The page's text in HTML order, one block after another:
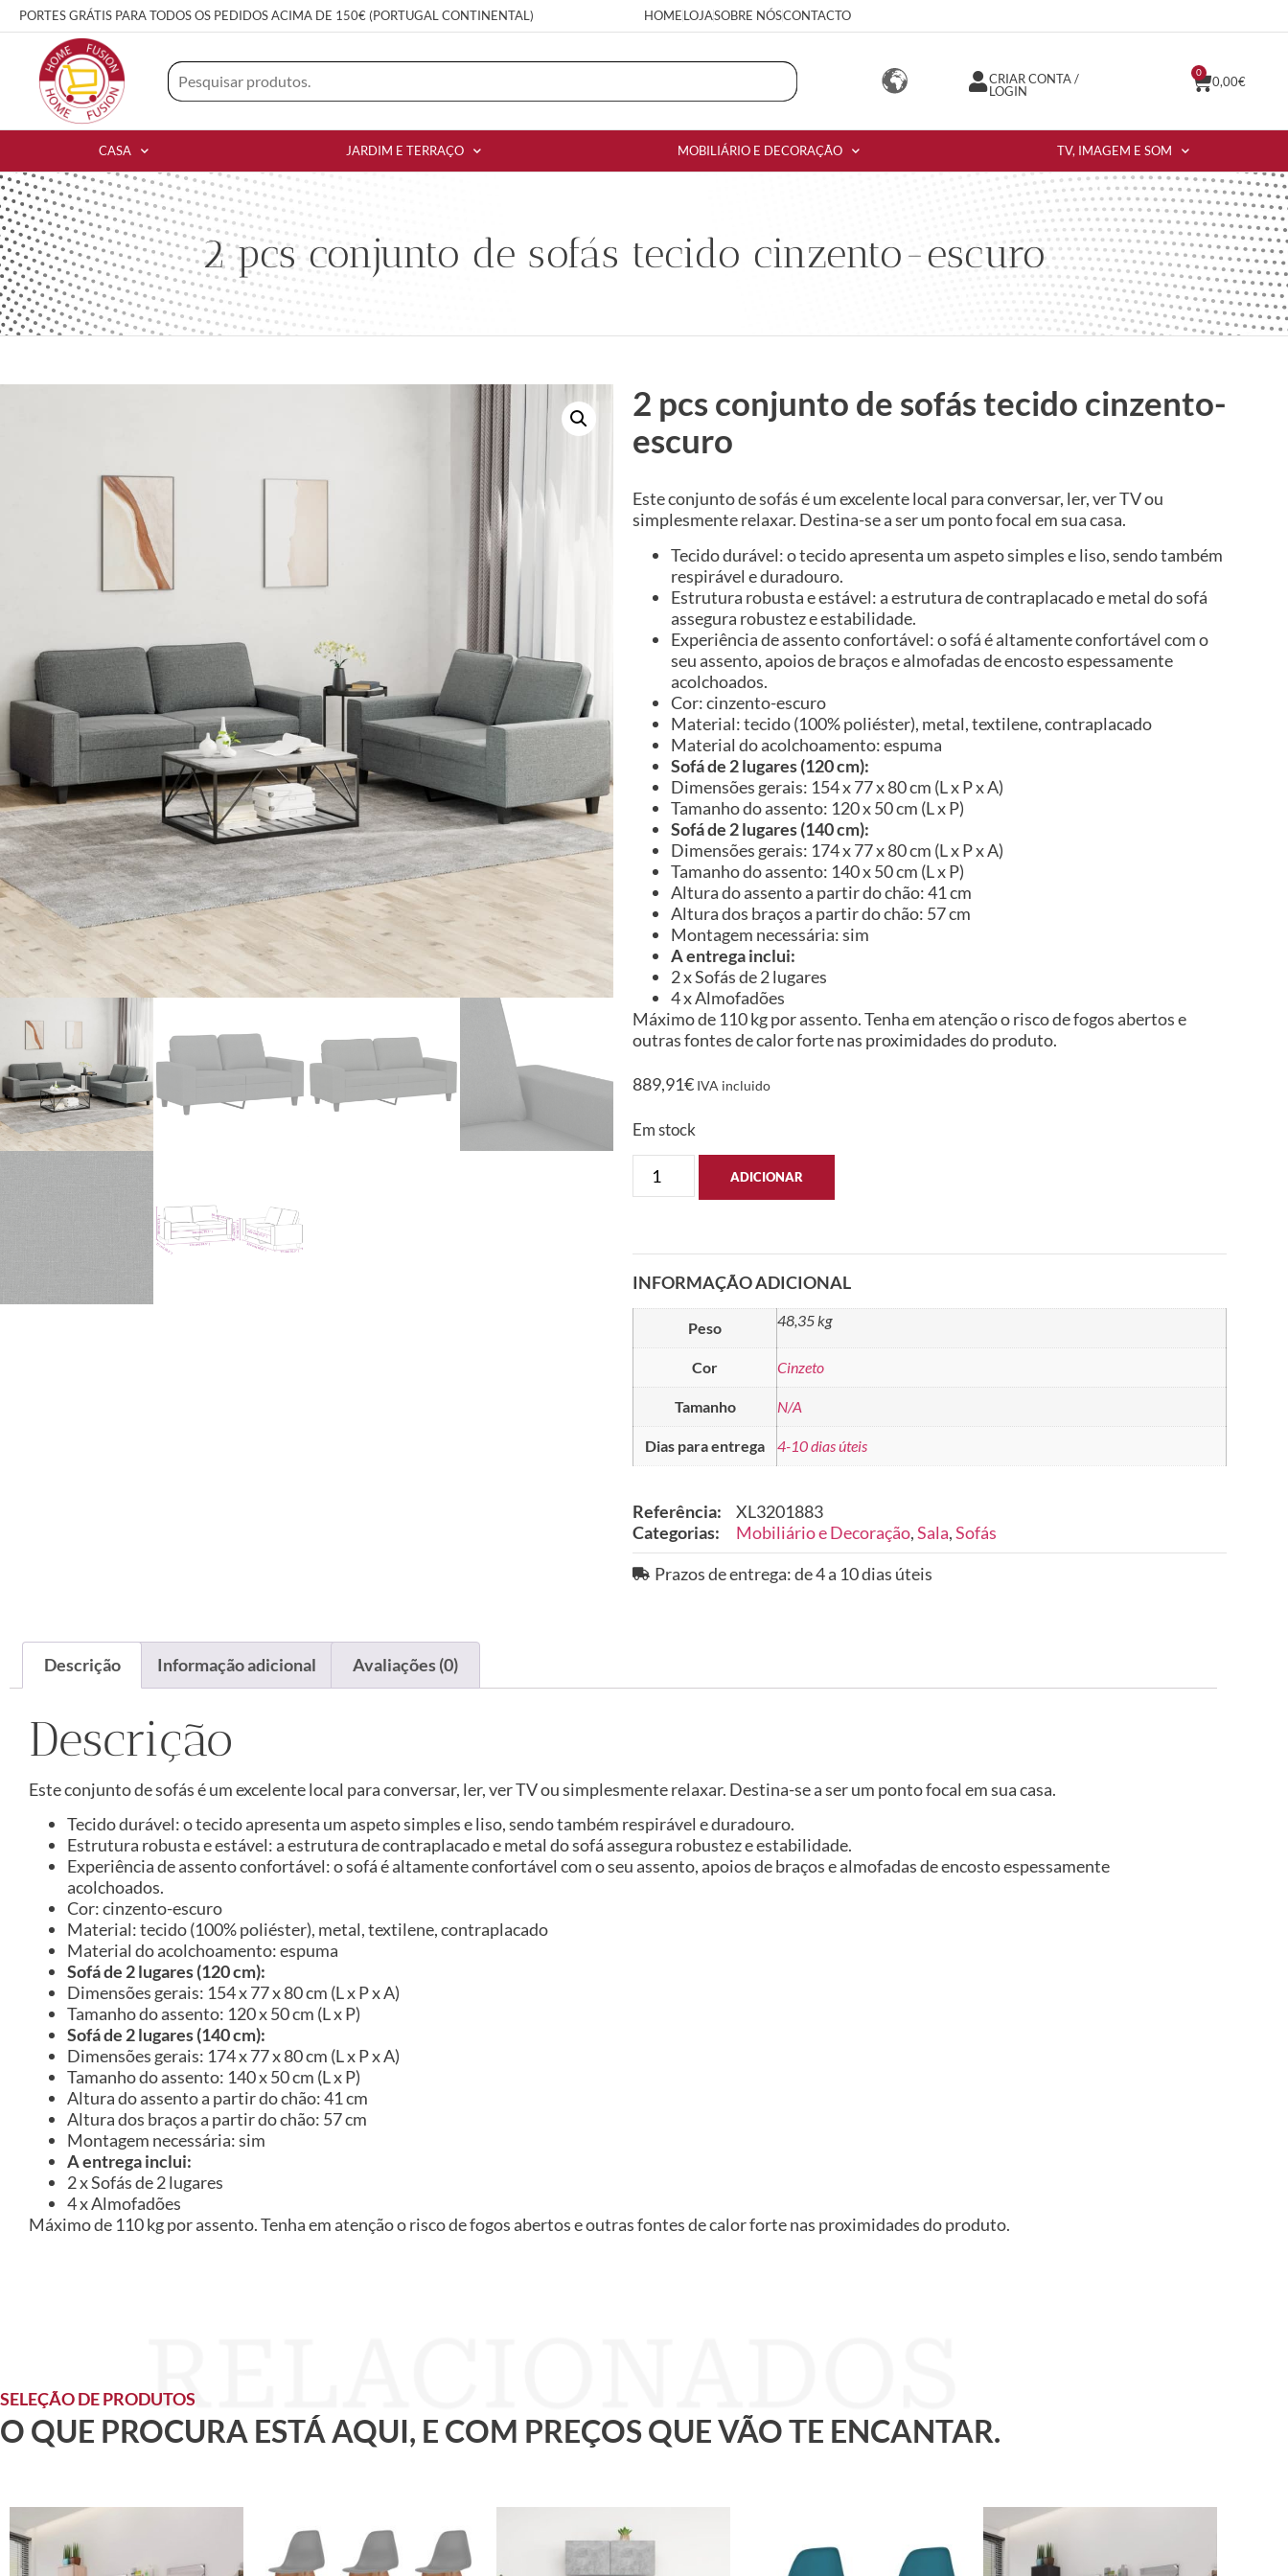
PORTES GRÁTIS PARA TODOS OS PEDIDOS ACIMA DE 150€ (PORTUGAL CONTINENTAL) HOMELOJASOBRE NÓSCONTACTO
CRIAR CONTA /
LOGIN
0,00€
0
CASA JARDIM E TERRAÇO MOBILIÁRIO E DECORAÇÃO TV, IMAGEM E SOM
2 pcs conjunto de sofás tecido cinzento-escuro
2 pcs conjunto de sofás tecido cinzento-
escuro
Este conjunto de sofás é um excelente local para conversar, ler, ver TV ou
simplesmente relaxar. Destina-se a ser um ponto focal em sua casa.
Tecido durável: o tecido apresenta um aspeto simples e liso, sendo também
respirável e duradouro.
Estrutura robusta e estável: a estrutura de contraplacado e metal do sofá
assegura robustez e estabilidade.
Experiência de assento confortável: o sofá é altamente confortável com o
seu assento, apoios de braços e almofadas de encosto espessamente
acolchoados.
Cor: cinzento-escuro
Material: tecido (100% poliéster), metal, textilene, contraplacado
Material do acolchoamento: espuma
Sofá de 2 lugares (120 cm):
Dimensões gerais: 154 x 77 x 80 cm (L x P x A)
Tamanho do assento: 120 x 50 cm (L x P)
Sofá de 2 lugares (140 cm):
Dimensões gerais: 174 x 77 x 80 cm (L x P x A)
Tamanho do assento: 140 x 50 cm (L x P)
Altura do assento a partir do chão: 41 cm
Altura dos braços a partir do chão: 57 cm
Montagem necessária: sim
A entrega inclui:
2 x Sofás de 2 lugares
4 x Almofadões
Máximo de 110 kg por assento. Tenha em atenção o risco de fogos abertos e
outras fontes de calor forte nas proximidades do produto.
889,91€ IVA incluido
Em stock
ADICIONAR
INFORMAÇÃO ADICIONAL
Peso 48,35 kg
Cor Cinzeto
Tamanho N/A
Dias para entrega 4-10 dias úteis
Referência:
XL3201883
Categorias:
Mobiliário e Decoração,Sala,Sofás
Prazos de entrega: de 4 a 10 dias úteis
Descrição Informação adicional Avaliações (0)
Descrição
Este conjunto de sofás é um excelente local para conversar, ler, ver TV ou simplesmente relaxar. Destina-se a ser um ponto focal em sua casa.
Tecido durável: o tecido apresenta um aspeto simples e liso, sendo também respirável e duradouro.
Estrutura robusta e estável: a estrutura de contraplacado e metal do sofá assegura robustez e estabilidade.
Experiência de assento confortável: o sofá é altamente confortável com o seu assento, apoios de braços e almofadas de encosto espessamente
acolchoados.
Cor: cinzento-escuro
Material: tecido (100% poliéster), metal, textilene, contraplacado
Material do acolchoamento: espuma
Sofá de 2 lugares (120 cm):
Dimensões gerais: 154 x 77 x 80 cm (L x P x A)
Tamanho do assento: 120 x 50 cm (L x P)
Sofá de 2 lugares (140 cm):
Dimensões gerais: 174 x 77 x 80 cm (L x P x A)
Tamanho do assento: 140 x 50 cm (L x P)
Altura do assento a partir do chão: 41 cm
Altura dos braços a partir do chão: 57 cm
Montagem necessária: sim
A entrega inclui:
2 x Sofás de 2 lugares
4 x Almofadões
Máximo de 110 kg por assento. Tenha em atenção o risco de fogos abertos e outras fontes de calor forte nas proximidades do produto.
SELEÇÃO DE PRODUTOS
O QUE PROCURA ESTÁ AQUI, E COM PREÇOS QUE VÃO TE ENCANTAR.